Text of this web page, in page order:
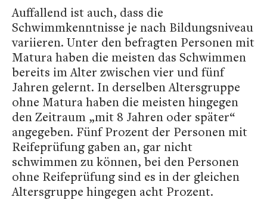
Auffallend ist auch, dass die
Schwimmkenntnisse je nach Bildungsniveau
variieren. Unter den befragten Personen mit
Matura haben die meisten das Schwimmen
bereits im Alter zwischen vier und fünf
Jahren gelernt. In derselben Altersgruppe
ohne Matura haben die meisten hingegen
den Zeitraum „mit 8 Jahren oder später“
angegeben. Fünf Prozent der Personen mit
Reifeprüfung gaben an, gar nicht
schwimmen zu können, bei den Personen
ohne Reifeprüfung sind es in der gleichen
Altersgruppe hingegen acht Prozent.